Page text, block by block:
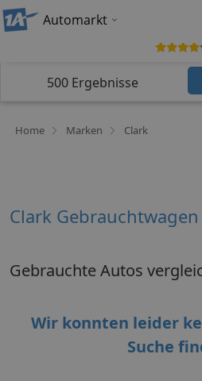
Automarkt
500 Ergebnisse
Home Marken Clark
Clark
Gebrauchte Autos
Wir konnten leider
Suche